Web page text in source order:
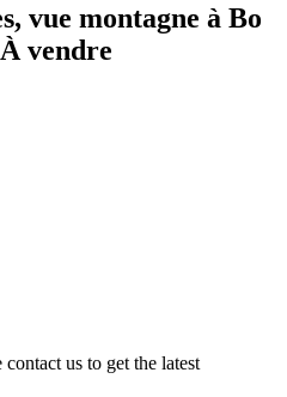
vue montagne à Bo
vendre
us to get the latest